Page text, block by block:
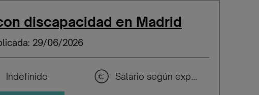
discapacidad en Madrid
29/06/2026
Indefinido Salario según experiencia